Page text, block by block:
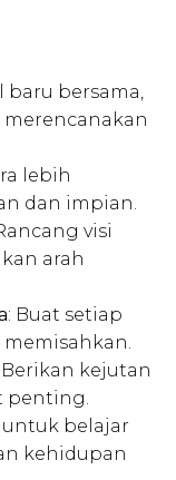
baru bersama,
lebih
dan impian.
visi
arah
: Buat setiap
Berikan kejutan
penting.
untuk belajar
kehidupan